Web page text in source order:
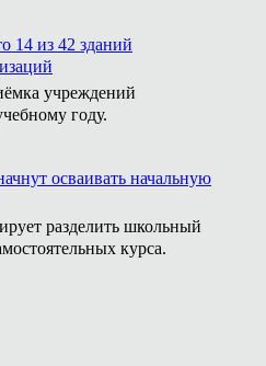
14 из 42 зданий
учреждений
году.
осваивать начальную
разделить школьный
курса.